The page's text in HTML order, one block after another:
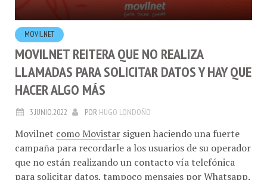
MOVILNET
MOVILNET REITERA QUE NO REALIZA
LLAMADAS PARA SOLICITAR DATOS Y HAY QUE
HACER ALGO MÁS
Movilnet como Movistar
campaña para recordarle a los usuarios de su operador
que no están realizando un contacto vía telefónica
para solicitar datos, tampoco mensajes por Whatsapp.